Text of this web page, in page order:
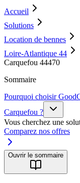
Accueil
Solutions
Location de bennes
Loire-Atlantique 44
Carquefou 44470
Sommaire
Pourquoi choisir
Carquefou ?
Vous cherchez une
Comparez nos offres
Ouvrir le sommaire